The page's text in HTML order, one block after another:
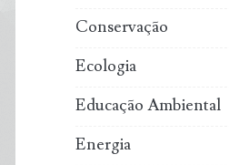
Conservação
Ecologia
Educação Ambiental
Energia